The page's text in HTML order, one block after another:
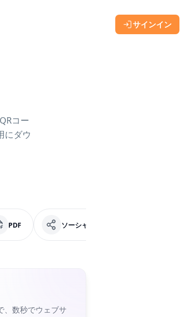
サインイン
コー
にダウ
PDF ソーシャルメディア
、数秒でウェブサ